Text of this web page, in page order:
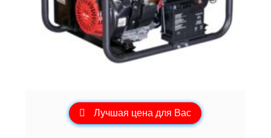
Лучшая цена для Вас